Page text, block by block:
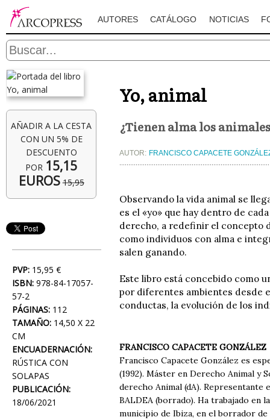
AUTORES CATÁLOGO NOTICIAS
AÑADIR A LA CESTA
CON UN 5% DE
DESCUENTO
POR 15,15
EUROS 15,95
PVP: 15,95 €
ISBN: 978-84-17057-
57-2
PÁGINAS: 112
TAMAÑO: 14,50 X 22
CM
ENCUADERNACIÓN:
RÚSTICA CON
SOLAPAS
PUBLICACIÓN:
18/06/2021
Yo, animal
¿Tienen alma los
AUTOR: FRANCISCO CAPACETE
Observando la vida animal se
es el «yo» que hay dentro de
derecho, a redefinir el concepto
como individuos con alma e
salen ganando.
Este libro está concebido como
por diferentes ambientes desde
conductas, la evolución de los
FRANCISCO CAPACETE GONZÁLEZ
Francisco Capacete González es
(1992). Máster en Derecho Animal y
derecho Animal (dA).
BALDEA (borrado). Ha trabajado en
municipio de Ibiza, en el borrador